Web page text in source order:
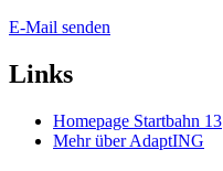
E-Mail senden
Links
Homepage Startbahn 13
Mehr über AdaptING